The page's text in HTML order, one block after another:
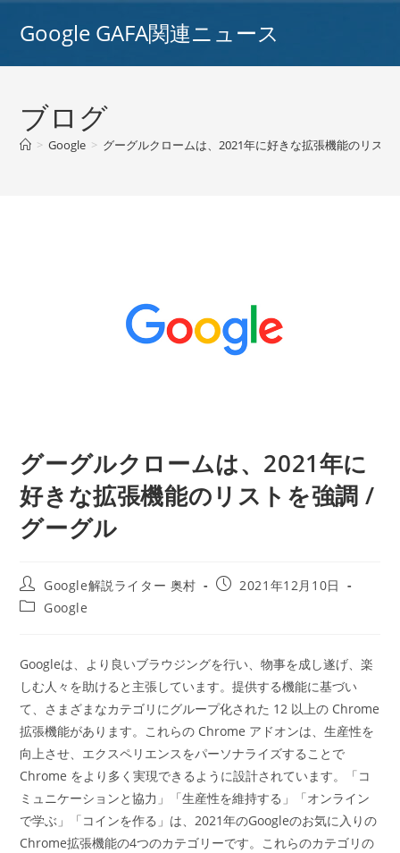
Google GAFA関連ニュース
ブログ
> Google > グーグルクロームは、2021年に好きな拡張機能のリス
グーグルクロームは、2021年に
好きな拡張機能のリストを強調 /
グーグル
投
稿
者:
Google解説ライター 奥村
投
2021年12月10日
投
テ
ゴ
リ
ー:
Google
Googleは、より良いブラウジングを行い、物事を成し遂げ、楽
しむ人々を助けると主張しています。提供する機能に基づい
て、さまざまなカテゴリにグループ化された 12 以上の Chrome
拡張機能があります。これらの Chrome アドオンは、生産性を
向上させ、エクスペリエンスをパーソナライズすることで
Chrome をより多く実現できるように設計されています。「コ
ミュニケーションと協力」「生産性を維持する」「オンライン
で学ぶ」「コインを作る」は、2021年のGoogleのお気に入りの
Chrome拡張機能の4つのカテゴリーです。これらのカテゴリの